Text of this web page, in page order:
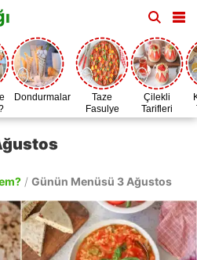
Dondurmalar
Taze
Fasulye
Zamanı
Çilekli
Tarifleri
/ Günün Menüsü 3 Ağustos